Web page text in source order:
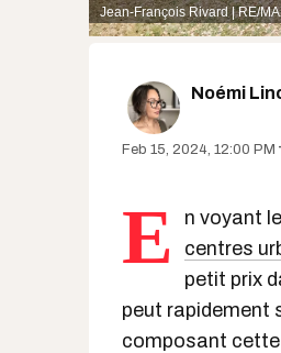
Jean-François Rivard | RE/
Noémi
Feb 15, 2024, 12:00 PM
E n voyant
centres
petit prix
peut rapidement
composant